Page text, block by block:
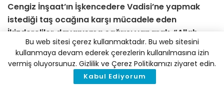
Cengiz İnşaat’ın İşkencedere Vadisi’ne yapmak
istediği taş ocağına karşı mücadele eden
İkizdereliler dayanışma çağrısı yaparak, “Allah
aşkına herkes bize destek versin” dedi.
Rize’de İşkencedere Vadisi’nde çalışan iş
makinelerine engel olmak isteyen köylüler, sabahın
Bu web sitesi çerez kullanmaktadır. Bu web sitesini
kullanmaya devam ederek çerezlerin kullanılmasına izin
vermiş oluyorsunuz. Gizlilik ve Çerez Politikamızı ziyaret edin.
Kabul Ediyorum